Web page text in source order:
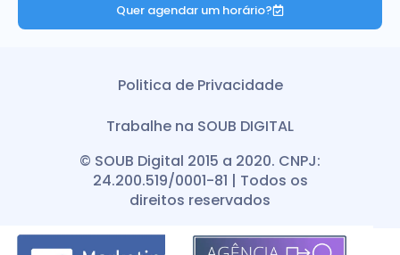
Quer agendar um horário?
Politica de Privacidade
Trabalhe na SOUB DIGITAL
© SOUB Digital 2015 a 2020. CNPJ:
24.200.519/0001-81 | Todos os
direitos reservados